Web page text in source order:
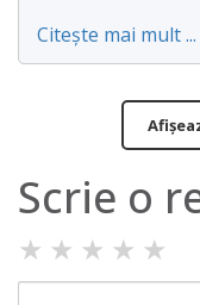
Citește mai mult ...
Scrie o
★ ★ ★ ★ ★